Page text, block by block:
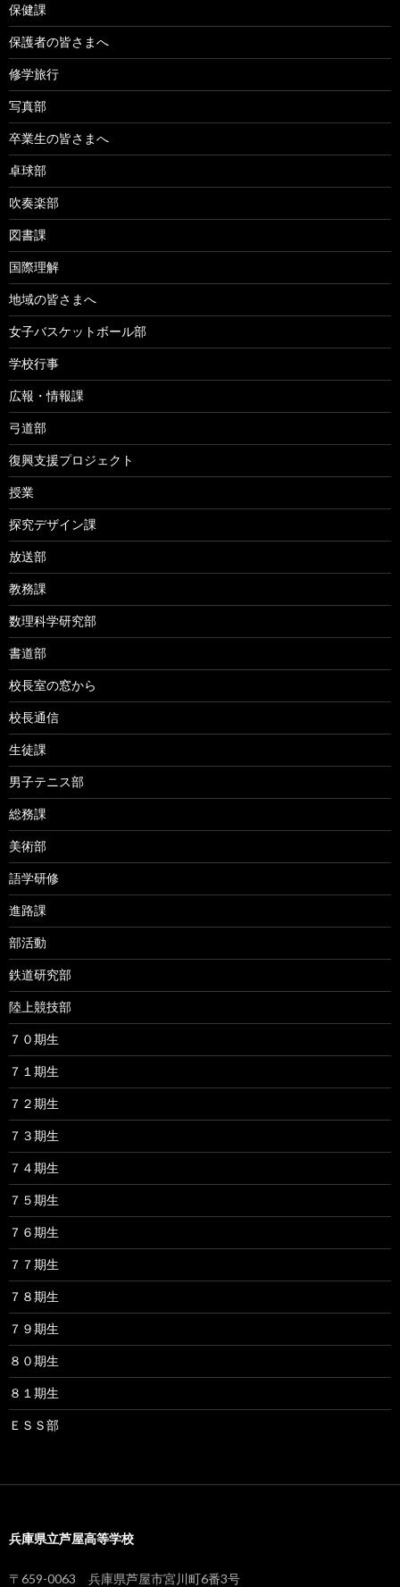
保健課
保護者の皆さまへ
修学旅行
写真部
卒業生の皆さまへ
卓球部
吹奏楽部
図書課
国際理解
地域の皆さまへ
女子バスケットボール部
学校行事
広報・情報課
弓道部
復興支援プロジェクト
授業
探究デザイン課
放送部
教務課
数理科学研究部
書道部
校長室の窓から
校長通信
生徒課
男子テニス部
総務課
美術部
語学研修
進路課
部活動
鉄道研究部
陸上競技部
７０期生
７１期生
７２期生
７３期生
７４期生
７５期生
７６期生
７７期生
７８期生
７９期生
８０期生
８１期生
ＥＳＳ部
兵庫県立芦屋高等学校
〒659-0063 兵庫県芦屋市宮川町6番3号